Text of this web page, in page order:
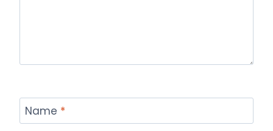
Name *